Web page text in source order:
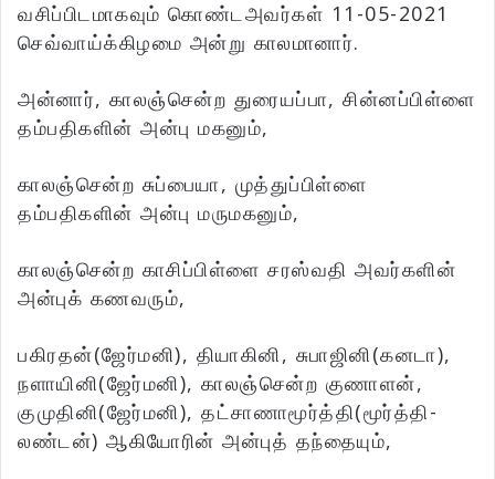
வசிப்பிடமாகவும் கொண்டஅவர்கள் 11-05-2021
செவ்வாய்க்கிழமை அன்று காலமானார்.
அன்னார், காலஞ்சென்ற துரையப்பா, சின்னப்பிள்ளை
தம்பதிகளின் அன்பு மகனும்,
காலஞ்சென்ற சுப்பையா, முத்துப்பிள்ளை
தம்பதிகளின் அன்பு மருமகனும்,
காலஞ்சென்ற காசிப்பிள்ளை சரஸ்வதி அவர்களின்
அன்புக் கணவரும்,
பகிரதன்(ஜேர்மனி), தியாகினி, சுபாஜினி(கனடா),
நளாயினி(ஜேர்மனி), காலஞ்சென்ற குணாளன்,
குமுதினி(ஜேர்மனி), தட்சாணாமூர்த்தி(மூர்த்தி-
லண்டன்) ஆகியோரின் அன்புத் தந்தையும்,